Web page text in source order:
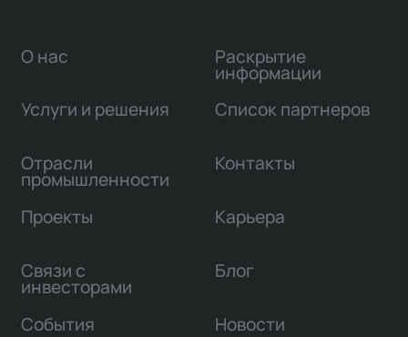
О нас
Услуги и решения
Отрасли
промышленности
Проекты
Связи с
инвесторами
Раскрытие
информации
Список партнеров
Контакты
Карьера
Блог
События Новости